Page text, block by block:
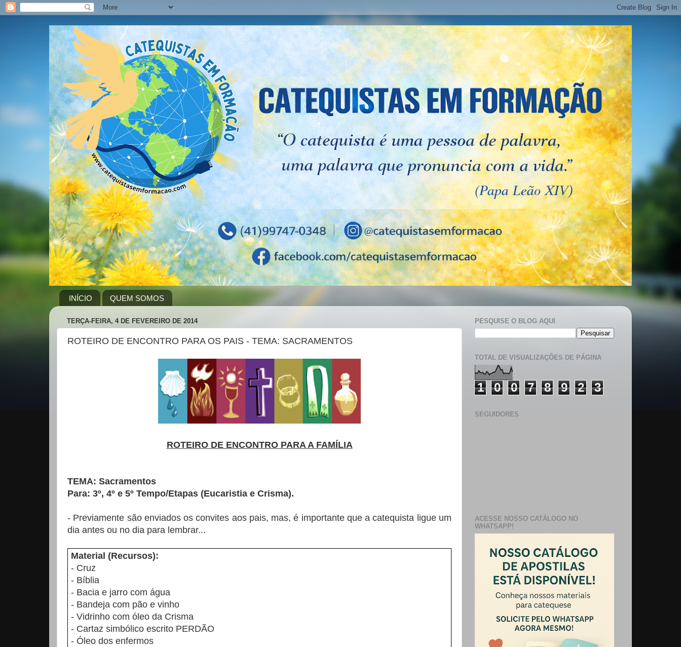
INÍCIO QUEM SOMOS
TERÇA-FEIRA, 4 DE FEVEREIRO DE 2014
ROTEIRO DE ENCONTRO PARA OS PAIS - TEMA: SACRAMENTOS
ROTEIRO DE ENCONTRO PARA A FAMÍLIA
TEMA: Sacramentos
Para: 3º, 4º e 5º Tempo/Etapas (Eucaristia e Crisma).
- Previamente são enviados os convites aos pais, mas, é importante que a catequista ligue um
dia antes ou no dia para lembrar...
Material (Recursos):
- Cruz
- Bíblia
- Bacia e jarro com água
- Bandeja com pão e vinho
- Vidrinho com óleo da Crisma
- Cartaz simbólico escrito PERDÃO
- Óleo dos enfermos
PESQUISE O BLOG AQUI
TOTAL DE VISUALIZAÇÕES DE PÁGINA
1 0 0 7 8 9 2 3
SEGUIDORES
ACESSE NOSSO CATÁLOGO NO
WHATSAPP!